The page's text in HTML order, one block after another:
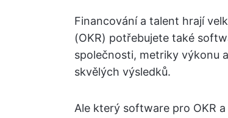
Financování a talent hrají
(OKR) potřebujete také
společnosti, metriky výkonu
skvělých výsledků.
Ale který software pro OKR